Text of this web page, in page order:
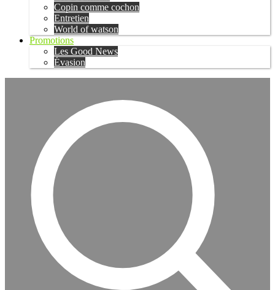
Copin comme cochon
Entretien
World of watson
Promotions
Les Good News
Évasion